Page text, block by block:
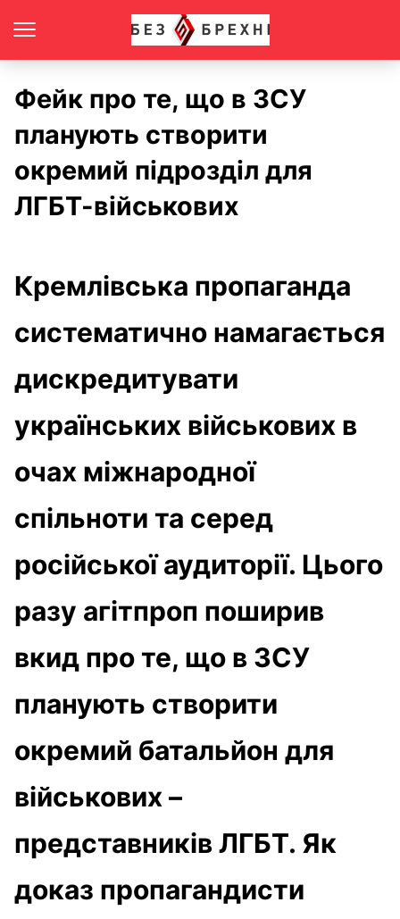
Фейк про те, що в ЗСУ
планують створити
окремий підрозділ для
ЛГБТ-військових
Кремлівська пропаганда
систематично намагається
дискредитувати
українських військових в
очах міжнародної
спільноти та серед
російської аудиторії. Цього
разу агітпроп поширив
вкид про те, що в ЗСУ
планують створити
окремий батальйон для
військових –
представників ЛГБТ. Як
доказ пропагандисти